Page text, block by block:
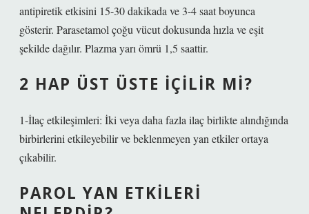
antipiretik etkisini 15-30 dakikada ve 3-4 saat boyunca
gösterir. Parasetamol çoğu vücut dokusunda hızla ve eşit
şekilde dağılır. Plazma yarı ömrü 1,5 saattir.
2 HAP ÜST ÜSTE İÇILIR MI?
1-İlaç etkileşimleri: İki veya daha fazla ilaç birlikte alındığında
birbirlerini etkileyebilir ve beklenmeyen yan etkiler ortaya
çıkabilir.
PAROL YAN ETKILERI